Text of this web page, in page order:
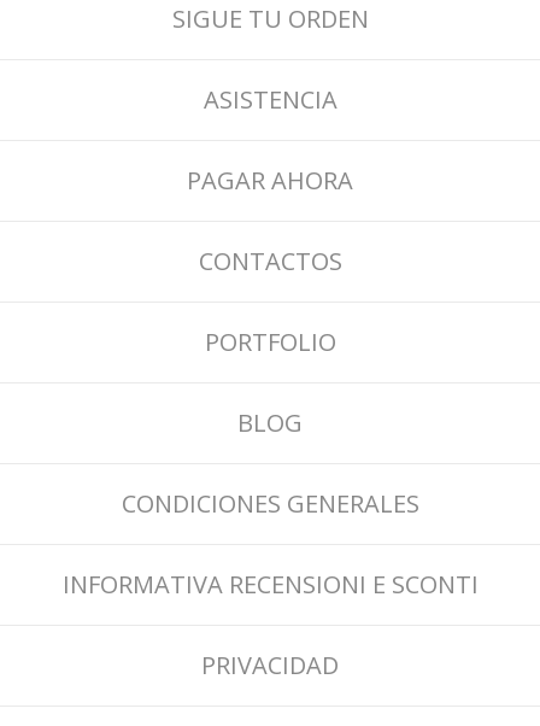
SIGUE TU ORDEN
ASISTENCIA
PAGAR AHORA
CONTACTOS
PORTFOLIO
BLOG
CONDICIONES GENERALES
INFORMATIVA RECENSIONI E SCONTI
PRIVACIDAD